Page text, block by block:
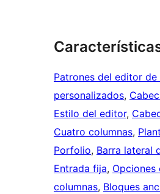
Patrones del editor de
personalizados,
Estilo del editor,
Cuatro columnas,
Porfolio, Barra lateral
Entrada fija, Opciones
columnas, Bloques